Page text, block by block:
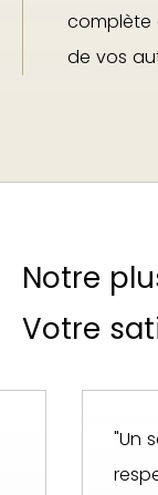
complète
de vos
Notre
Votre
"Un